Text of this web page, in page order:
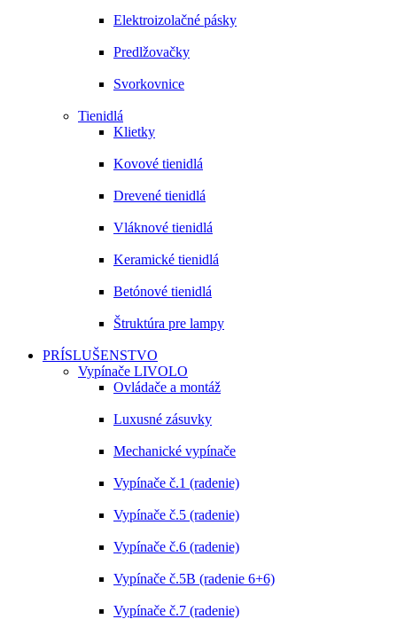
Elektroizolačné pásky
Predlžovačky
Svorkovnice
Tienidlá
Klietky
Kovové tienidlá
Drevené tienidlá
Vláknové tienidlá
Keramické tienidlá
Betónové tienidlá
Štruktúra pre lampy
PRÍSLUŠENSTVO
Vypínače LIVOLO
Ovládače a montáž
Luxusné zásuvky
Mechanické vypínače
Vypínače č.1 (radenie)
Vypínače č.5 (radenie)
Vypínače č.6 (radenie)
Vypínače č.5B (radenie 6+6)
Vypínače č.7 (radenie)